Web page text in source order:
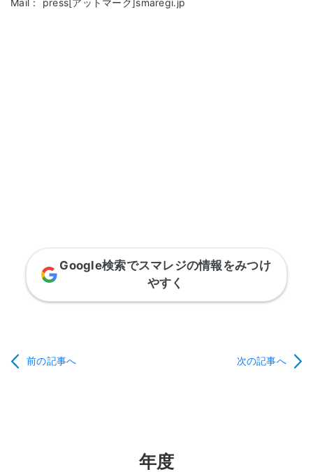
Mail： press[アットマーク]smaregi.jp
Google検索でスマレジの情報をみつけ
やすく
前の記事へ 次の記事へ
年度